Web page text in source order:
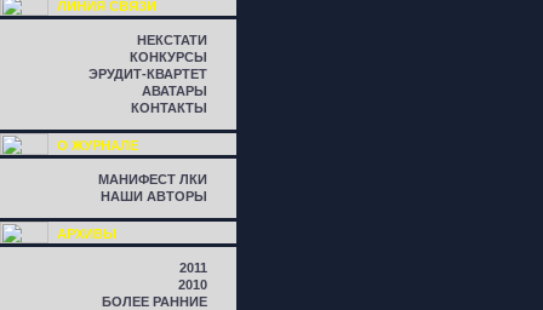
ЛИНИЯ СВЯЗИ
НЕКСТАТИ
КОНКУРСЫ
ЭРУДИТ-КВАРТЕТ
АВАТАРЫ
КОНТАКТЫ
О ЖУРНАЛЕ
МАНИФЕСТ ЛКИ
НАШИ АВТОРЫ
АРХИВЫ
2011
2010
БОЛЕЕ РАННИЕ